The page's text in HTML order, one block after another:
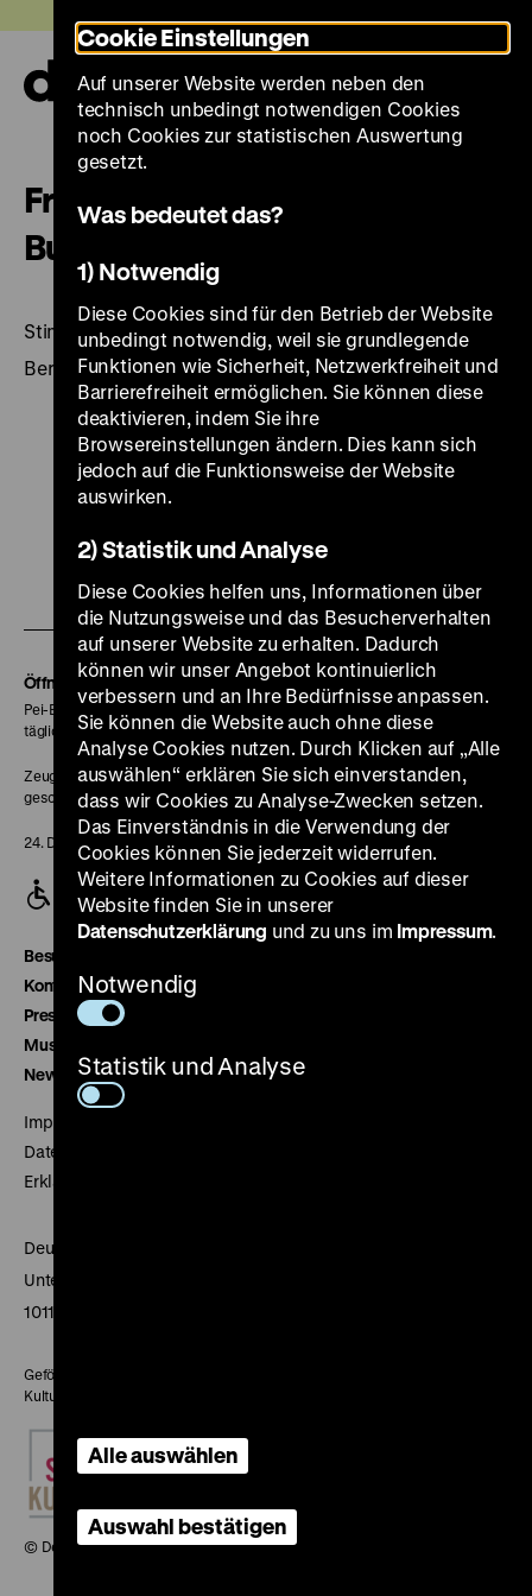
zum
Seiteninhalt
springen
Friedenspreis des Deutschen
Buchhandels: 1950–1998.
Stimmen des 20. Jahrhunderts
Berlin u.a. 1999, 2 CD (72 + 73 min.) + Beih. ([12] Bl.: Ill.)
unserer
Instagram
Seite
unserer
YouTube
Seite
unserer
Facebook
Seite
LinkedIn
Seite
Seite
Zu
unserer
Soundcloud
Seite
Öffnungszeiten
Pei-Bau:
täglich 10-18 Uhr
Zeughaus:
geschlossen
24. Dezember geschlossen
Besucherservice
Kontakt
Presse
Museumsverein
Newsletter
Impressum
Datenschutz
Erklärung digitale Barrierefreiheit
Deutsches Historisches Museum
Unter den Linden 2
10117 Berlin
Gefördert mit Mitteln des Beauftragten der Bundesregierung für
Kultur und Medien
© Deutsches Historisches Museum, 2026
Cookie Einstellungen
Auf unserer Website werden neben den
technisch unbedingt notwendigen Cookies
noch Cookies zur statistischen Auswertung
gesetzt.
Was bedeutet das?
1) Notwendig
Diese Cookies sind für den Betrieb der Website
unbedingt notwendig, weil sie grundlegende
Funktionen wie Sicherheit, Netzwerkfreiheit und
Barrierefreiheit ermöglichen. Sie können diese
deaktivieren, indem Sie ihre
Browsereinstellungen ändern. Dies kann sich
jedoch auf die Funktionsweise der Website
auswirken.
2) Statistik und Analyse
Diese Cookies helfen uns, Informationen über
die Nutzungsweise und das Besucherverhalten
auf unserer Website zu erhalten. Dadurch
können wir unser Angebot kontinuierlich
verbessern und an Ihre Bedürfnisse anpassen.
Sie können die Website auch ohne diese
Analyse Cookies nutzen. Durch Klicken auf „Alle
auswählen“ erklären Sie sich einverstanden,
dass wir Cookies zu Analyse-Zwecken setzen.
Das Einverständnis in die Verwendung der
Cookies können Sie jederzeit widerrufen.
Weitere Informationen zu Cookies auf dieser
Website finden Sie in unserer
Datenschutzerklärung und zu uns im Impressum.
Notwendig
Statistik und Analyse
Alle auswählen
Auswahl bestätigen